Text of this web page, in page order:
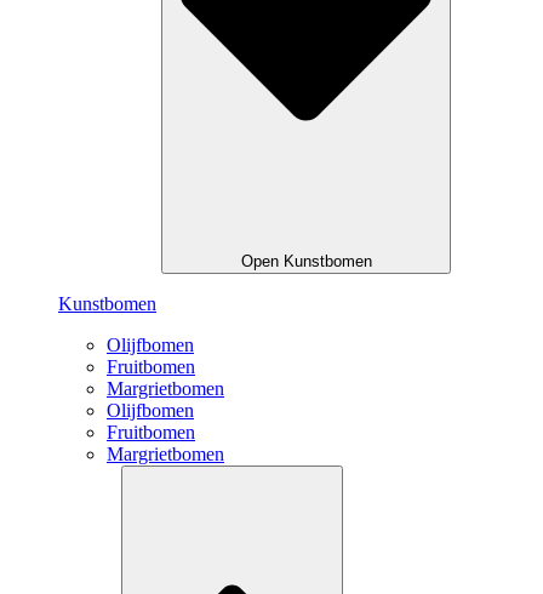
Open Kunstbomen
Kunstbomen
Olijfbomen
Fruitbomen
Margrietbomen
Olijfbomen
Fruitbomen
Margrietbomen